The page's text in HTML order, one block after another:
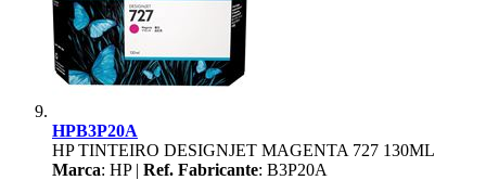
HPB3P20A
HP TINTEIRO DESIGNJET MAGENTA 727 130ML
Marca: HP | Ref. Fabricante: B3P20A